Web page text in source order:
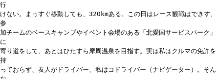
行
けない。まっすぐ移動しても、320kmある。この日はレース観戦はできす、
参
加チームのベースキャンプやイベント会場のある「北愛国サービスパーク」
に
寄り道をして、あとはひたすら摩周温泉を目指す。実は私はクルマの免許を
持
っておらず、友人がドライバー、私はコドライバー（ナビゲーター）。そん